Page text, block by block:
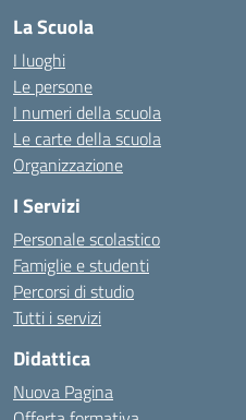
La Scuola
I luoghi
Le persone
I numeri della scuola
Le carte della scuola
Organizzazione
I Servizi
Personale scolastico
Famiglie e studenti
Percorsi di studio
Tutti i servizi
Didattica
Nuova Pagina